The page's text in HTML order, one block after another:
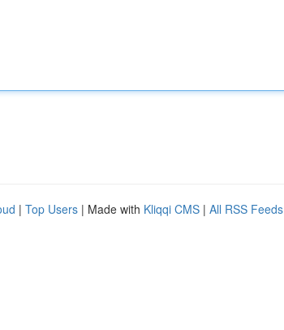
| Top Users | Made with Kliqqi CMS | All RSS Feeds